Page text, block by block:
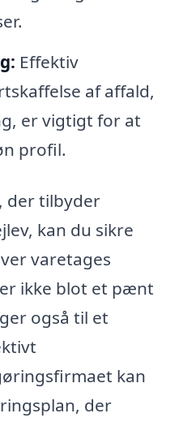
Effektiv
af affald,
er vigtigt for at
profil.
der tilbyder
kan du sikre
varetages
ikke blot et pænt
også til et
kan
der